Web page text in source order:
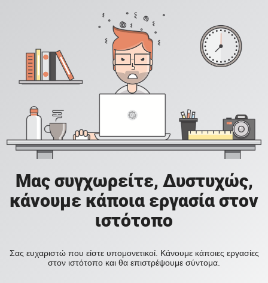
Μας συγχωρείτε, Δυστυχώς,
κάνουμε κάποια εργασία στον
ιστότοπο
Σας ευχαριστώ που είστε υπομονετικοί. Κάνουμε κάποιες εργασίες
στον ιστότοπο και θα επιστρέψουμε σύντομα.